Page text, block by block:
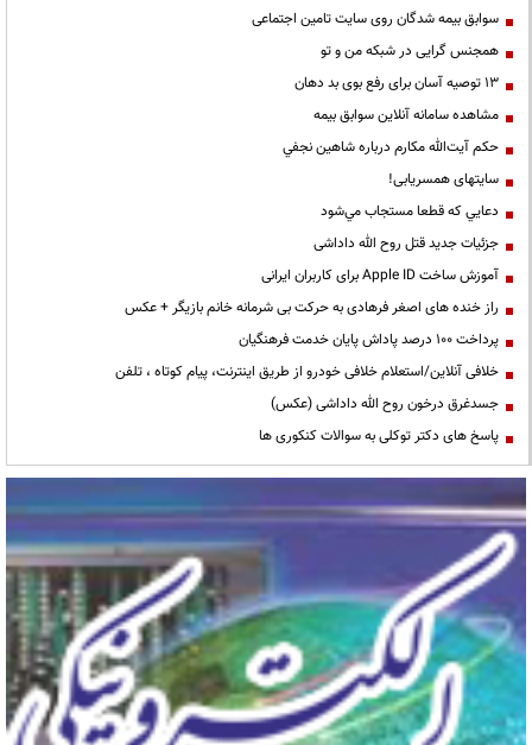
سوابق بیمه شدگان روی سایت تامین اجتماعی
همجنس گرایی در شبکه من و تو
13 توصیه آسان برای رفع بوی بد دهان
مشاهده سامانه آنلاين سوابق بیمه
حكم آيت‌الله مكارم درباره شاهين نجفي
سایتهای همسریابی!
دعايي كه قطعا مستجاب مي‌شود
جزئیات جدید قتل روح الله داداشی
آموزش ساخت Apple ID برای کاربران ایرانی
راز خنده های اصغر فرهادی به حرکت بی شرمانه خانم بازیگر + عکس
پرداخت ۱۰۰ درصد پاداش پایان خدمت فرهنگیان
خلافی آنلاین/استعلام خلافی خودرو از طریق اینترنت، پیام کوتاه ، تلفن
جسدغرق درخون روح الله داداشی (عکس)
پاسخ های دکتر توکلی به سوالات کنکوری ها